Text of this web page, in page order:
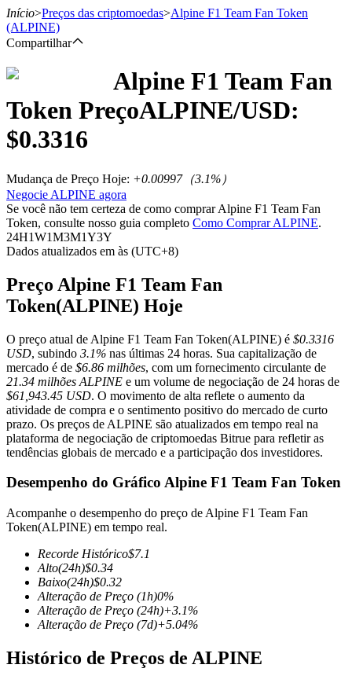
Futuros
Futuros de USDT
Futuros COIN-M
Futuros de criptomoeda
TradFi
Derivativos de ações, câmbio, metais preciosos e commodities
Início>Preços das criptomoedas>Alpine F1 Team Fan Token
(ALPINE)
Compartilhar
Alpine F1 Team Fan
Token PreçoALPINE/USD:
$0.3316
Mudança de Preço Hoje: +0.00997（3.1%）
Negocie ALPINE agora
Se você não tem certeza de como comprar Alpine F1 Team Fan
Token, consulte nosso guia completo Como Comprar ALPINE.
24H1W1M3M1Y3Y
Dados atualizados em às (UTC+8)
Preço Alpine F1 Team Fan
Token(ALPINE) Hoje
O preço atual de Alpine F1 Team Fan Token(ALPINE) é $0.3316
USD, subindo 3.1% nas últimas 24 horas. Sua capitalização de
mercado é de $6.86 milhões, com um fornecimento circulante de
21.34 milhões ALPINE e um volume de negociação de 24 horas de
$61,943.45 USD. O movimento de alta reflete o aumento da
atividade de compra e o sentimento positivo do mercado de curto
prazo. Os preços de ALPINE são atualizados em tempo real na
plataforma de negociação de criptomoedas Bitrue para refletir as
tendências globais de mercado e a participação dos investidores.
Desempenho do Gráfico Alpine F1 Team Fan Token
Acompanhe o desempenho do preço de Alpine F1 Team Fan
Token(ALPINE) em tempo real.
Recorde Histórico$7.1
Alto(24h)$0.34
Baixo(24h)$0.32
Alteração de Preço (1h)0%
Alteração de Preço (24h)+3.1%
Alteração de Preço (7d)+5.04%
Histórico de Preços de ALPINE